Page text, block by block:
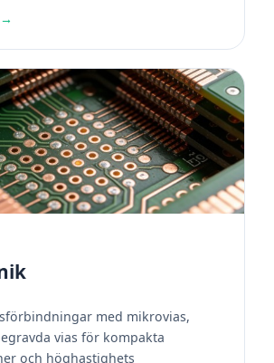
→
med mikrovias,
vias för kompakta
och höghastighets